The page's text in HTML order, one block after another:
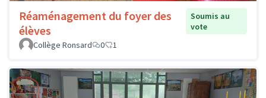
Réaménagement du foyer des
élèves
Soumis au
vote
Collège Ronsard
0 1